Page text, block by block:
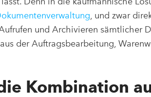
, und zwar
und Archivieren sämtlicher
der Auftragsbearbeitung,
Kombination